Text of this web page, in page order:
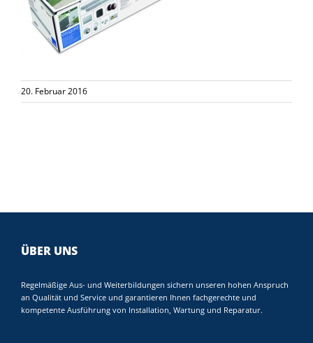
20. Februar 2016
ÜBER UNS
Regelmäßige Aus- und Weiterbildungen sichern unseren hohen Anspruch
an Qualität und Service und garantieren Ihnen fachgerechte und
kompetente Ausführung von Installation, Wartung und Reparatur.